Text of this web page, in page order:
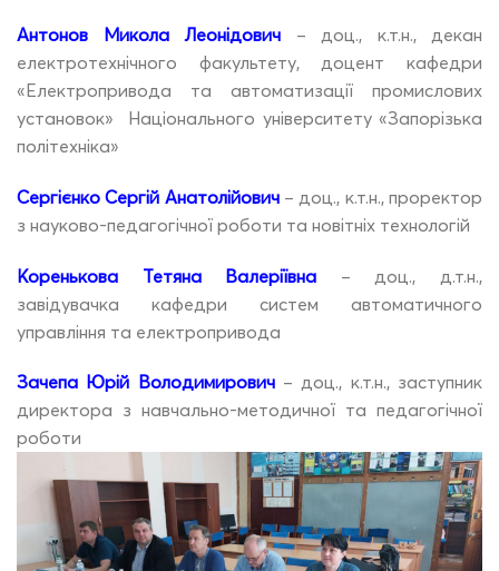
Антонов Микола Леонідович – доц., к.т.н., декан
електротехнічного факультету, доцент кафедри
«Електропривода та автоматизації промислових
установок» Національного університету «Запорізька
політехніка»
Сергієнко Сергій Анатолійович– доц., к.т.н., проректор
з науково-педагогічної роботи та новітніх технологій
Коренькова Тетяна Валеріївна
– доц., д.т.н.,
завідувачка кафедри систем автоматичного
управління та електропривода
Зачепа Юрій Володимирович– доц., к.т.н., заступник
директора з навчально-методичної та педагогічної
роботи